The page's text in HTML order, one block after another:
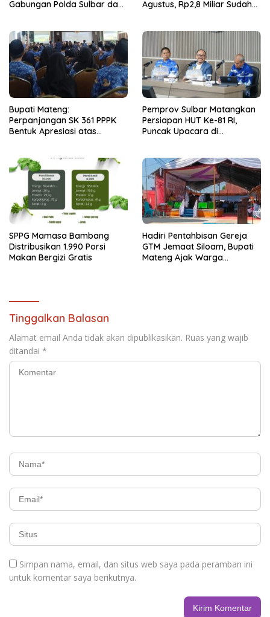
Gabungan Polda Sulbar dan
Agustus, Rp2,8 Miliar Sudah
Bupati Mateng:
Perpanjangan SK 361 PPPK
Bentuk Apresiasi atas
Pemprov Sulbar Matangkan
Persiapan HUT Ke-81 RI,
Puncak Upacara di
SPPG Mamasa Bambang
Distribusikan 1.990 Porsi
Makan Bergizi Gratis
Hadiri Pentahbisan Gereja
GTM Jemaat Siloam, Bupati
Mateng Ajak Warga
Tinggalkan Balasan
Alamat email Anda tidak akan dipublikasikan. Ruas yang wajib
ditandai *
Simpan nama, email, dan situs web saya pada peramban ini
untuk komentar saya berikutnya.